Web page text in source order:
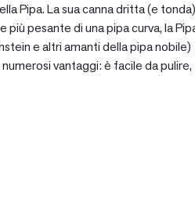
Pipa. La sua canna dritta (e
pesante di una pipa curva, la
e altri amanti della pipa nobile)
vantaggi: è facile da